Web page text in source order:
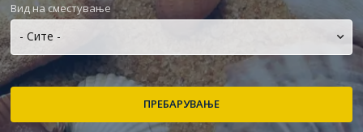
Вид на сместување